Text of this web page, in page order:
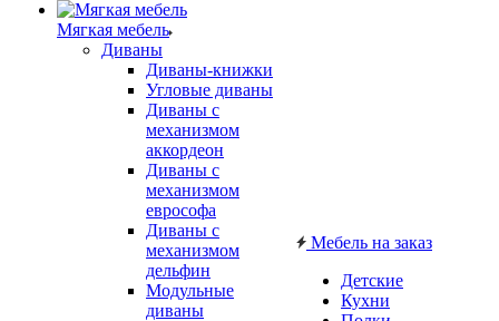
Мягкая мебель
Диваны
Диваны-книжки
Угловые диваны
Диваны с
механизмом
аккордеон
Диваны с
механизмом
еврософа
Диваны с
механизмом
дельфин
Модульные
диваны
Мебель на заказ
Детские
Кухни